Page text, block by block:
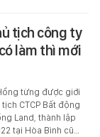
tịch công ty
làm thì mới
từng được giới
CTCP Bất động
Land, thành lập
tại Hòa Bình cũ…